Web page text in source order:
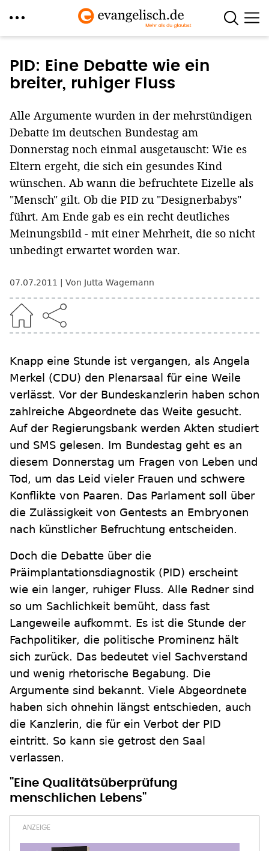
zum
Inhalt
PID: Eine Debatte wie ein
breiter, ruhiger Fluss
Alle Argumente wurden in der mehrstündigen
Debatte im deutschen Bundestag am
Donnerstag noch einmal ausgetauscht: Wie es
Eltern ergeht, die sich ein gesundes Kind
wünschen. Ab wann die befruchtete Eizelle als
"Mensch" gilt. Ob die PID zu "Designerbabys"
führt. Am Ende gab es ein recht deutliches
Meinungsbild - mit einer Mehrheit, die so nicht
unbedingt erwartet worden war.
07.07.2011 Von Jutta Wagemann
Knapp eine Stunde ist vergangen, als Angela
Merkel (CDU) den Plenarsaal für eine Weile
verlässt. Vor der Bundeskanzlerin haben schon
zahlreiche Abgeordnete das Weite gesucht.
Auf der Regierungsbank werden Akten studiert
und SMS gelesen. Im Bundestag geht es an
diesem Donnerstag um Fragen von Leben und
Tod, um das Leid vieler Frauen und schwere
Konflikte von Paaren. Das Parlament soll über
die Zulässigkeit von Gentests an Embryonen
nach künstlicher Befruchtung entscheiden.
Doch die Debatte über die
Präimplantationsdiagnostik (PID) erscheint
wie ein langer, ruhiger Fluss. Alle Redner sind
so um Sachlichkeit bemüht, dass fast
Langeweile aufkommt. Es ist die Stunde der
Fachpolitiker, die politische Prominenz hält
sich zurück. Das bedeutet viel Sachverstand
und wenig rhetorische Begabung. Die
Argumente sind bekannt. Viele Abgeordnete
haben sich ohnehin längst entschieden, auch
die Kanzlerin, die für ein Verbot der PID
eintritt. So kann sie getrost den Saal
verlassen.
"Eine Qualitätsüberprüfung
menschlichen Lebens"